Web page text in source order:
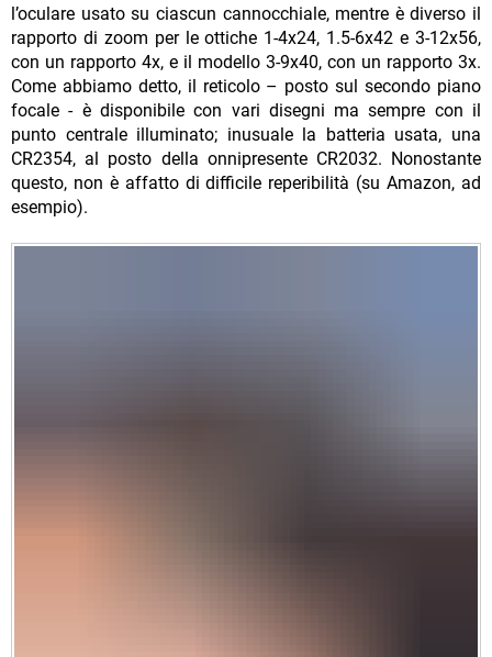
l’oculare usato su ciascun cannocchiale, mentre è diverso il
rapporto di zoom per le ottiche 1-4x24, 1.5-6x42 e 3-12x56,
con un rapporto 4x, e il modello 3-9x40, con un rapporto 3x.
Come abbiamo detto, il reticolo – posto sul secondo piano
focale - è disponibile con vari disegni ma sempre con il
punto centrale illuminato; inusuale la batteria usata, una
CR2354, al posto della onnipresente CR2032. Nonostante
questo, non è affatto di difficile reperibilità (su Amazon, ad
esempio).